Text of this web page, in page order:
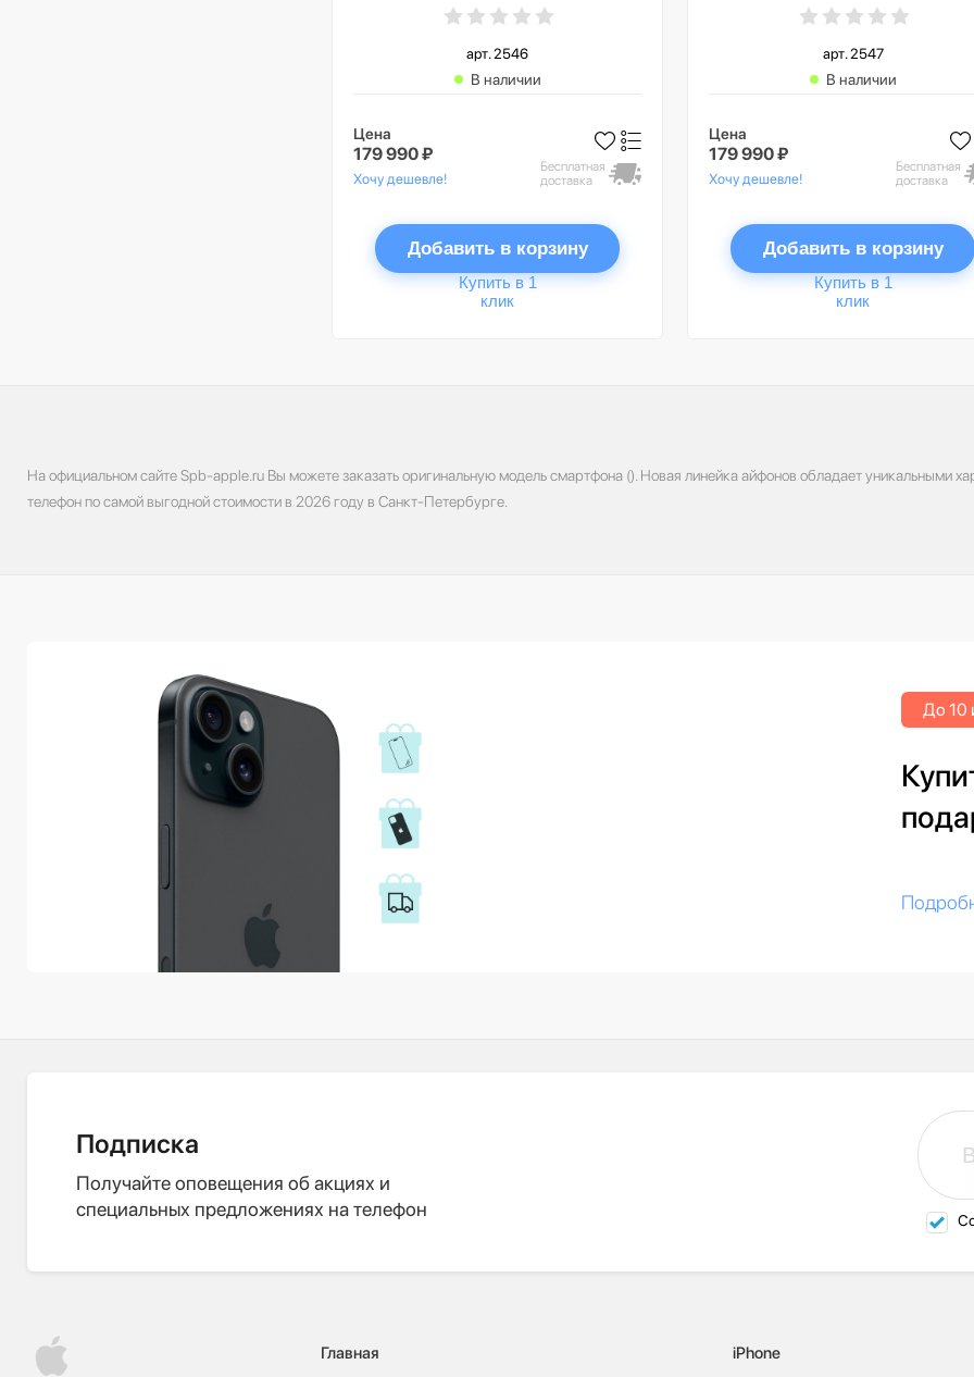
арт. 2546
В наличии
Цена
179 990 ₽
Хочу дешевле!
Бесплатная
доставка
Добавить в корзину
Купить в 1
клик
арт. 2547
В наличии
Цена
179 990 ₽
Хочу дешевле!
Бесплатная
доставка
Добавить в корзину
Купить в 1
клик
На официальном сайте Spb-apple.ru Вы можете заказать оригинальную модель смартфона (). Новая линейка айфонов обладает уникальными
телефон по самой выгодной стоимости в 2026 году в Санкт-Петербурге.
До 10
Подписка
Получайте оповещения об акциях и
специальных предложениях на телефон
Главная iPhone